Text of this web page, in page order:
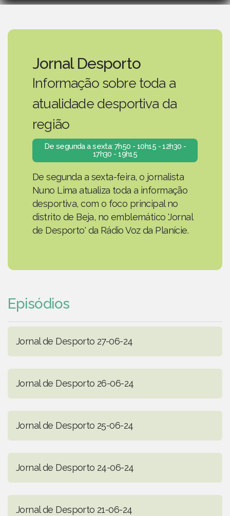
Jornal Desporto
Informação sobre toda a
atualidade desportiva da
região
De segunda a sexta: 7h50 - 10h15 - 12h30 -
17h30 - 19h15
De segunda a sexta-feira, o jornalista
Nuno Lima atualiza toda a informação
desportiva, com o foco principal no
distrito de Beja, no emblemático 'Jornal
de Desporto' da Rádio Voz da Planície.
Episódios
Jornal de Desporto 27-06-24
Jornal de Desporto 26-06-24
Jornal de Desporto 25-06-24
Jornal de Desporto 24-06-24
Jornal de Desporto 21-06-24